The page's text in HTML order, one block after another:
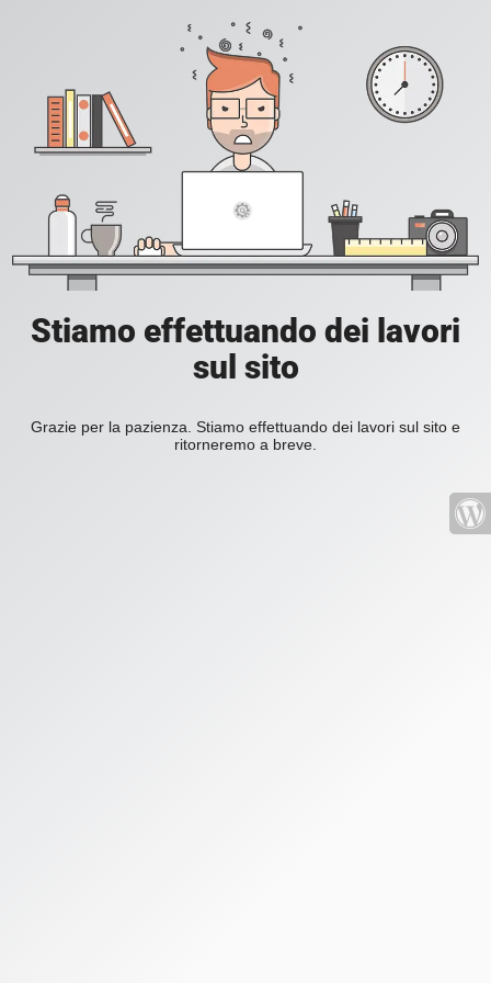
Stiamo effettuando dei lavori
sul sito
Grazie per la pazienza. Stiamo effettuando dei lavori sul sito e
ritorneremo a breve.